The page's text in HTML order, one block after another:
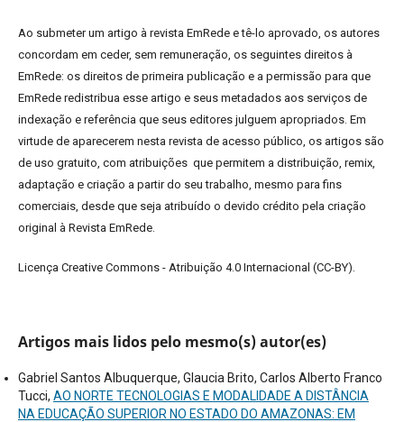
Ao submeter um artigo à revista EmRede e tê-lo aprovado, os autores
concordam em ceder, sem remuneração, os seguintes direitos à
EmRede: os direitos de primeira publicação e a permissão para que
EmRede redistribua esse artigo e seus metadados aos serviços de
indexação e referência que seus editores julguem apropriados. Em
virtude de aparecerem nesta revista de acesso público, os artigos são
de uso gratuito, com atribuições que permitem a distribuição, remix,
adaptação e criação a partir do seu trabalho, mesmo para fins
comerciais, desde que seja atribuído o devido crédito pela criação
original à Revista EmRede.
Licença Creative Commons - Atribuição 4.0 Internacional (CC-BY).
Artigos mais lidos pelo mesmo(s) autor(es)
Gabriel Santos Albuquerque, Glaucia Brito, Carlos Alberto Franco
Tucci, AO NORTE TECNOLOGIAS E MODALIDADE A DISTÂNCIA
NA EDUCAÇÃO SUPERIOR NO ESTADO DO AMAZONAS: EM